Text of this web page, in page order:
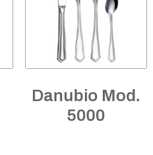
Danubio Mod.
5000